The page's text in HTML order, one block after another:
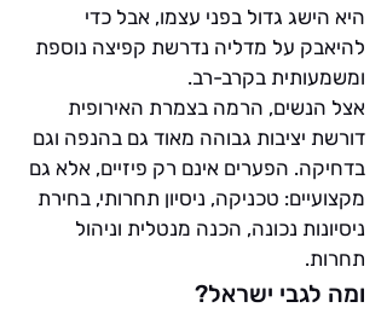
היא הישג גדול בפני עצמו, אבל כדי
להיאבק על מדליה נדרשת קפיצה נוספת
ומשמעותית בקרב-רב.
אצל הנשים, הרמה בצמרת האירופית
דורשת יציבות גבוהה מאוד גם בהנפה וגם
בדחיקה. הפערים אינם רק פיזיים, אלא גם
מקצועיים: טכניקה, ניסיון תחרותי, בחירת
ניסיונות נכונה, הכנה מנטלית וניהול
תחרות.
ומה לגבי ישראל?